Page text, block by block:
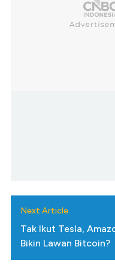
Next Article
Tak Ikut Tesla,
Bikin Lawan Bitcoin?